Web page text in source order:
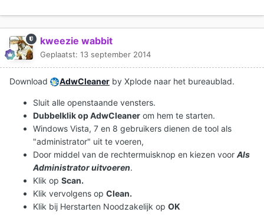
kweezie wabbit
Geplaatst: 13 september 2014
Download AdwCleaner by Xplode naar het bureaublad.
Sluit alle openstaande vensters.
Dubbelklik op AdwCleaner om hem te starten.
Windows Vista, 7 en 8 gebruikers dienen de tool als
"administrator" uit te voeren,
Door middel van de rechtermuisknop en kiezen voor Als
Administrator uitvoeren.
Klik op Scan.
Klik vervolgens op Clean.
Klik bij Herstarten Noodzakelijk op OK